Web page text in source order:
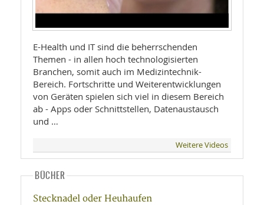
E-Health und IT sind die beherrschenden
Themen - in allen hoch technologisierten
Branchen, somit auch im Medizintechnik-
Bereich. Fortschritte und Weiterentwicklungen
von Geräten spielen sich viel in diesem Bereich
ab - Apps oder Schnittstellen, Datenaustausch
und …
Weitere Videos
BÜCHER
Stecknadel oder Heuhaufen